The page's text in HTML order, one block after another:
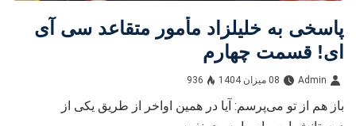
پاسخى به خليلزاد مأمور متقاعد سى آى
اى! قسمت چهارم
Admin 08 میزان 1404 936
باز هم از تو مى‌پرسم: آيا در همين اواخر از طريق يكى از